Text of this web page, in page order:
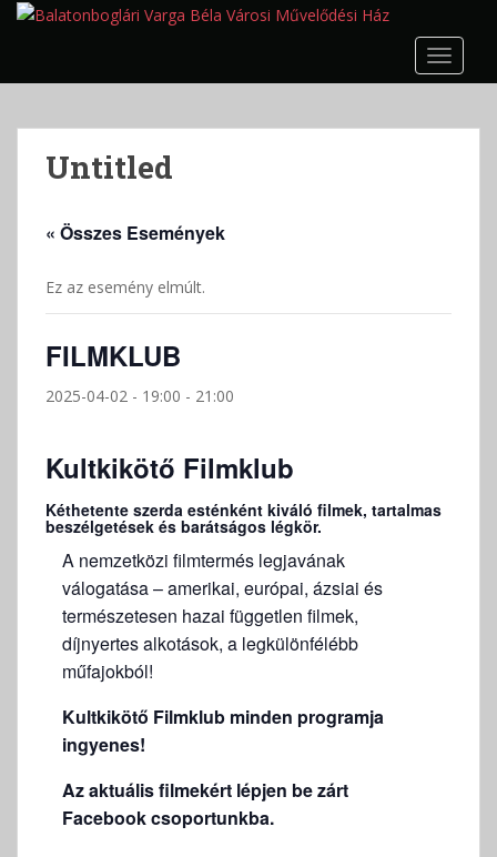
p
Untitled
« Összes Események
Ez az esemény elmúlt.
FILMKLUB
2025-04-02 - 19:00 - 21:00
Kultkikötő Filmklub
Kéthetente szerda esténként kiváló filmek, tartalmas
beszélgetések és barátságos légkör.
A nemzetközi filmtermés legjavának
válogatása – amerikai, európai, ázsiai és
természetesen hazai független filmek,
díjnyertes alkotások, a legkülönfélébb
műfajokból!
Kultkikötő Filmklub minden programja
ingyenes!
Az aktuális filmekért lépjen be zárt
Facebook csoportunkba.